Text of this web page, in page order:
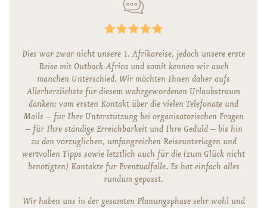
Dies war zwar nicht unsere 1. Afrikareise, jedoch unsere erste
Reise mit Outback-Africa und somit kennen wir auch
manchen Unterschied. Wir möchten Ihnen daher aufs
Allerherzlichste für diesem wahrgewordenen Urlaubstraum
danken: vom ersten Kontakt über die vielen Telefonate und
Mails – für Ihre Unterstützung bei organisatorischen Fragen
– für Ihre ständige Erreichbarkeit und Ihre Geduld – bis hin
zu den vorzüglichen, umfangreichen Reiseunterlagen und
wertvollen Tipps sowie letztlich auch für die (zum Glück nicht
benötigten) Kontakte für Eventualfälle. Es hat einfach alles
rundum gepasst.
Wir haben uns in der gesamten Planungsphase sehr wohl und